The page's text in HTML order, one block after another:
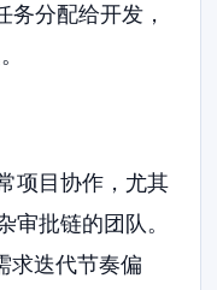
务分配给开发，
项目协作，尤其
审批链的团队。
求迭代节奏偏